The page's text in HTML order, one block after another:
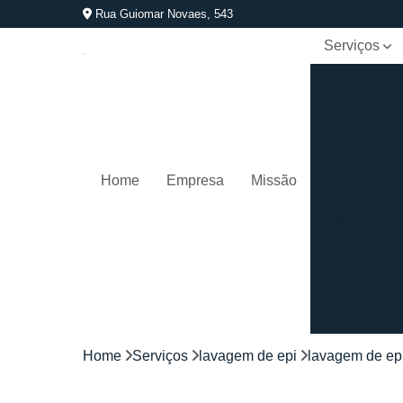
Rua Guiomar Novaes, 543
Home Empresa Missão
Serviços
de
Home Serviços lavagem de epi lavagem de